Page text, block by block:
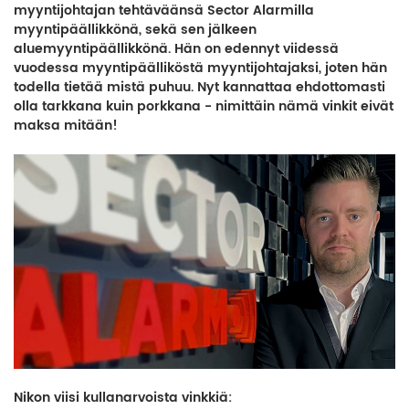
myyntijohtajan tehtäväänsä Sector Alarmilla
myyntipäällikkönä, sekä sen jälkeen
aluemyyntipäällikkönä. Hän on edennyt viidessä
vuodessa myyntipäälliköstä myyntijohtajaksi, joten hän
todella tietää mistä puhuu. Nyt kannattaa ehdottomasti
olla tarkkana kuin porkkana - nimittäin nämä vinkit eivät
maksa mitään!
Nikon viisi kullanarvoista vinkkiä: